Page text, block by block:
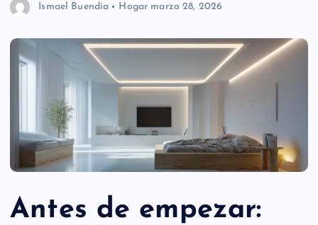
Ismael Buendía Hogar marzo 28, 2026
Antes de empezar: